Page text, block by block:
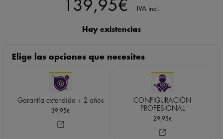
139,95€ IVA incl.
Hay existencias
Elige las opciones que necesites
Garantía extendida + 2 años
39,95€
CONFIGURACIÓN
PROFESIONAL
29,95€